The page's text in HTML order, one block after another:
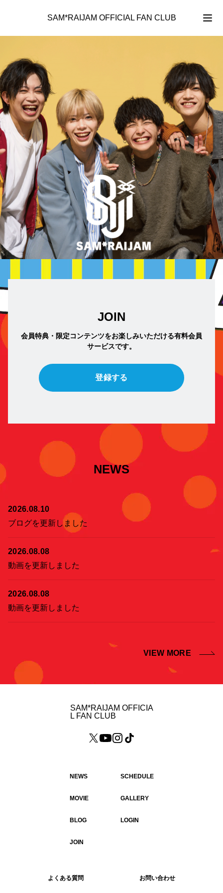
SAM*RAIJAM OFFICIAL FAN CLUB
JOIN
会員特典・限定コンテンツをお楽しみいただける有料会員
サービスです。
登録する
NEWS
2026.08.10
ブログを更新しました
2026.08.08
動画を更新しました
2026.08.08
動画を更新しました
VIEW MORE
SAM*RAIJAM OFFICIA
L FAN CLUB
NEWS SCHEDULE
MOVIE GALLERY
BLOG